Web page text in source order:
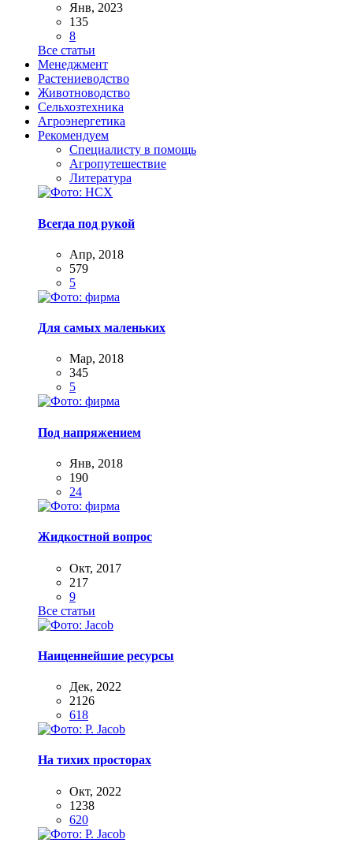
Янв, 2023
135
8
Все статьи
Менеджмент
Растениеводство
Животноводство
Сельхозтехника
Агроэнергетика
Рекомендуем
Специалисту в помощь
Агропутешествие
Литература
Всегда под рукой
Апр, 2018
579
5
Для самых маленьких
Мар, 2018
345
5
Под напряжением
Янв, 2018
190
24
Жидкостной вопрос
Окт, 2017
217
9
Все статьи
Наиценнейшие ресурсы
Дек, 2022
2126
618
На тихих просторах
Окт, 2022
1238
620